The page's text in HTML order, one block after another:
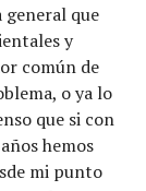
que
y
común de
o ya lo
que si con
hemos
mi punto